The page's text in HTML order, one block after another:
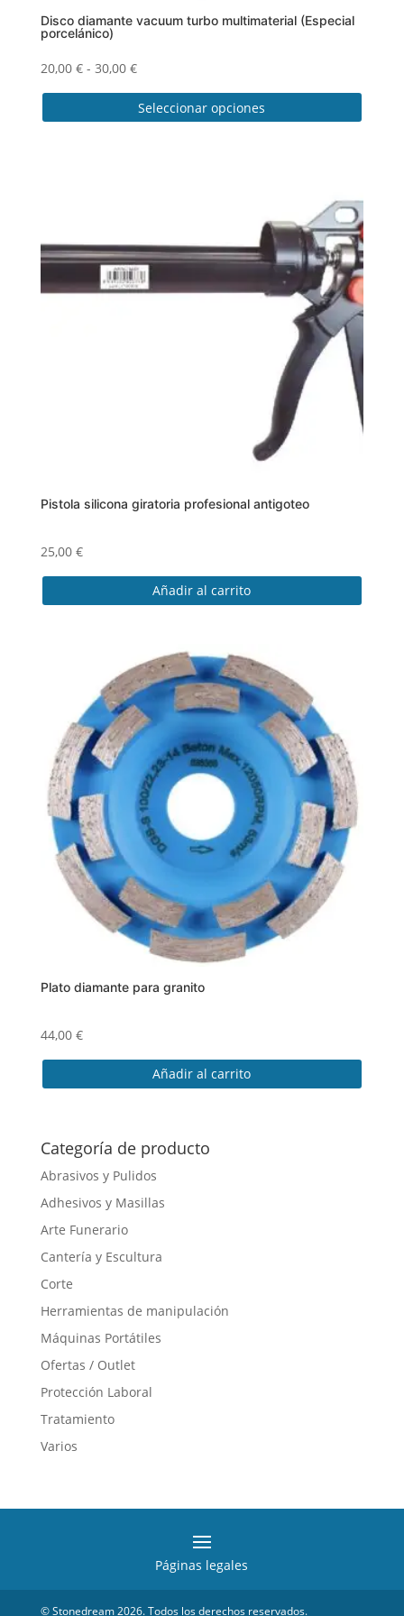
Disco diamante vacuum turbo multimaterial (Especial
porcelánico)
20,00 € - 30,00 €Rango
precios:
Seleccionar opciones
opciones
pueden
Pistola silicona giratoria profesional antigoteo
25,00 €
Añadir al carrito
Plato diamante para granito
44,00 €
Añadir al carrito
Categoría de producto
Abrasivos y Pulidos
Adhesivos y Masillas
Arte Funerario
Cantería y Escultura
Corte
Herramientas de manipulación
Máquinas Portátiles
Ofertas / Outlet
Protección Laboral
Tratamiento
Varios
Páginas legales
© Stonedream 2026. Todos los derechos reservados.